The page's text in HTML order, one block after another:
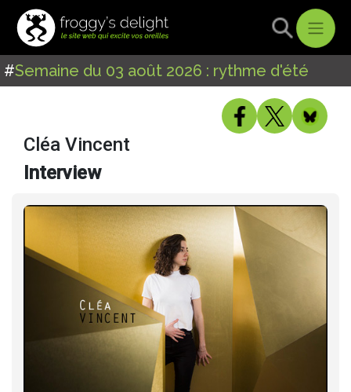
#Semaine du 03 août 2026 : rythme d'été
Cléa Vincent
Interview